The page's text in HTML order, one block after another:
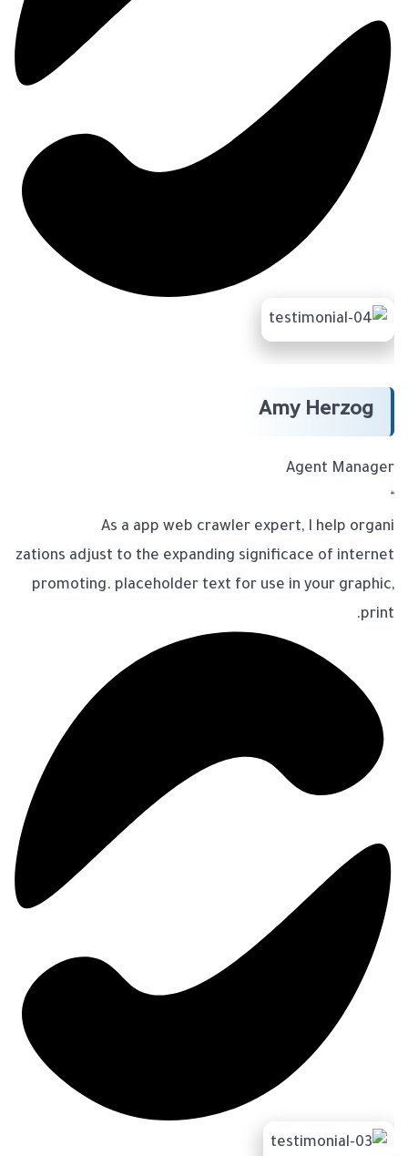
Amy Herzog
Agent Manager
“
As a app web crawler expert, I help organi
zations adjust to the expanding significace of internet
promoting. placeholder text for use in your graphic,
print.